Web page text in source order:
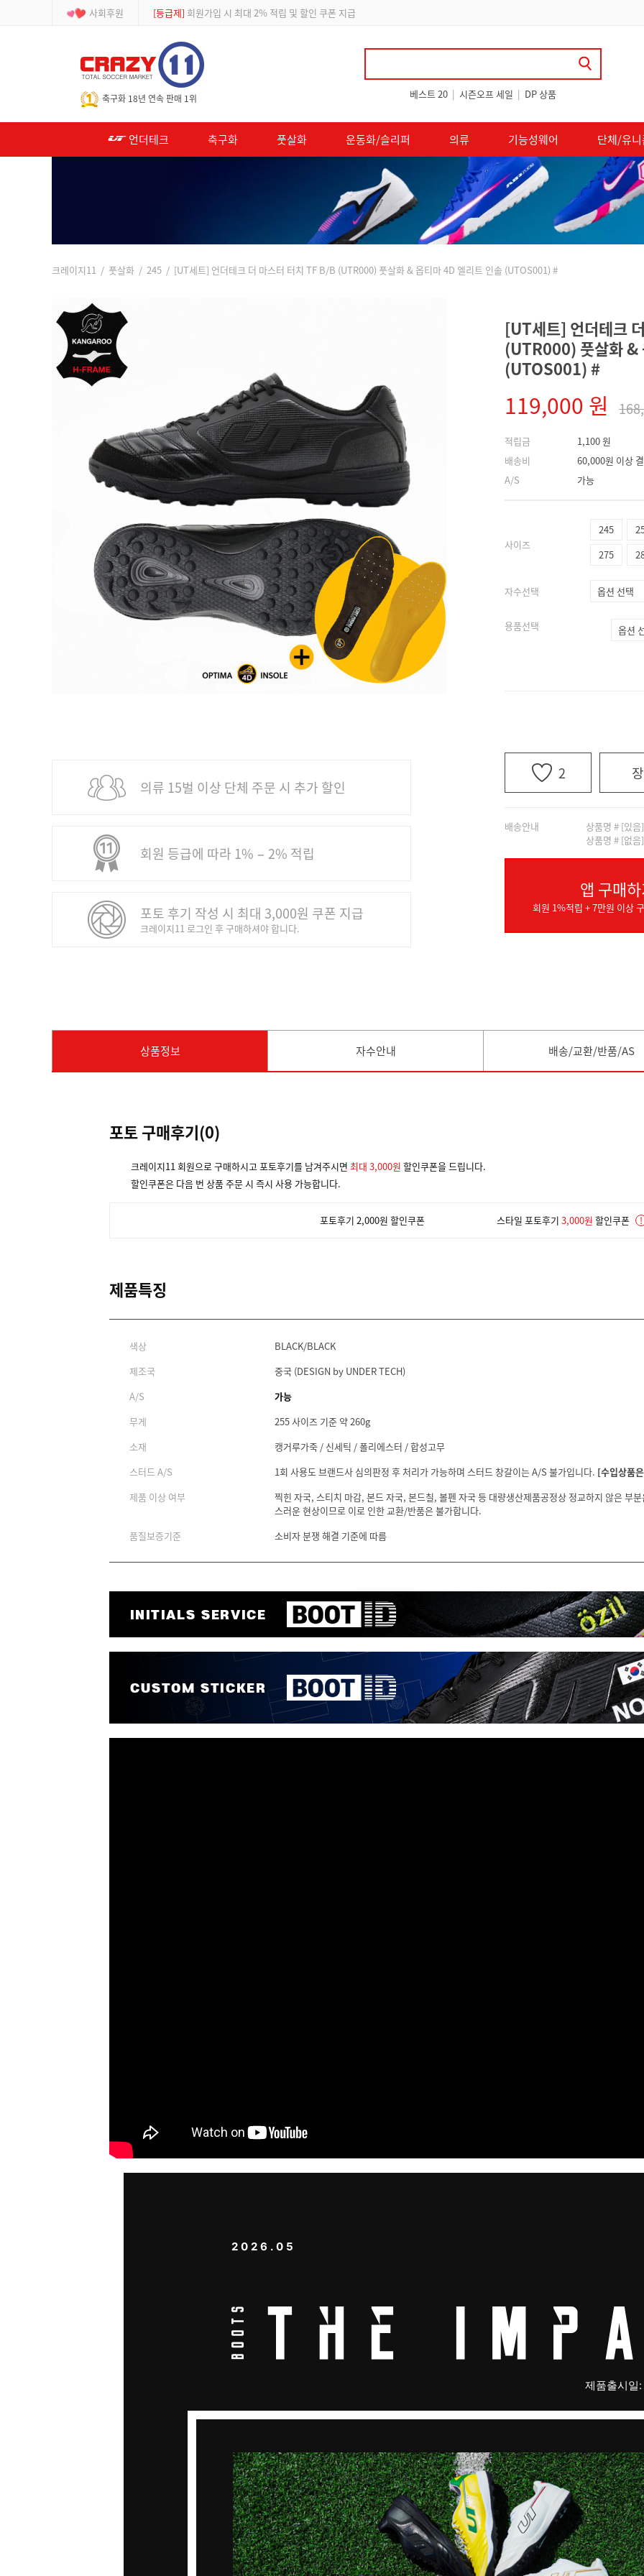
사회후원 [이벤트] APP 주문 시 적립금 500원 추가적립
축구화 18년 연속 판매 1위 베스트 20 | 시즌오프 세일 | DP 상품
언더테크 축구화 풋살화 운동화/슬리퍼 의류 기능성웨어 단체/유
크레이지11 / 풋살화 / 245 / [UT세트] 언더테크 더 마스터 터치 TF B/B (UTR000) 풋살화 & 옵티마 4D 엘리트 인솔 (UTOS001) #
의류 15벌 이상 단체 주문 시 추가 할인
회원 등급에 따라 1% − 2% 적립
포토 후기 작성 시 최대 3,000원 쿠폰 지급
크레이지11 로그인 후 구매하셔야 합니다.
[UT세트] 언더테크
(UTR000) 풋살화 &
(UTOS001) #
119,000 원
적립금
배송비
A/S
1,100 원
60,000원 이상
가능
사이즈
245
275
자수선택
용품선택
2
배송안내
상품명 # [있
상품명 # [없
앱 구매
회원 1%적립 + 7만원 이상
상품정보 자수안내 배송/교환/반품/AS
포토 구매후기(0)
크레이지11 회원으로 구매하시고 포토후기를 남겨주시면 최대 3,000원 할인쿠폰을 드립니다.
할인쿠폰은 다음 번 상품 주문 시 즉시 사용 가능합니다.
포토후기 2,000원 할인쿠폰 스타일 포토후기 3,000원 할인쿠폰 !
제품특징
색상
BLACK/BLACK
제조국
중국 (DESIGN by UNDER TECH)
A/S
가능
무게
255 사이즈 기준 약 260g
소재
캥거루가죽 / 신세틱 / 폴리에스터 / 합성고무
스터드 A/S
1회 사용도 브랜드사 심의판정 후 처리가 가능하며 스터드 창갈이는 A/S 불가입니다. [수입상품
제품 이상 여부
찍힌 자국, 스티치 마감, 본드 자국, 본드칠, 볼펜 자국 등 대량생산제품공정상 정교하지 않은 부
스러운 현상이므로 이로 인한 교환/반품은 불가합니다.
품질보증기준
소비자 분쟁 해결 기준에 따름
2026.05
제품출시일